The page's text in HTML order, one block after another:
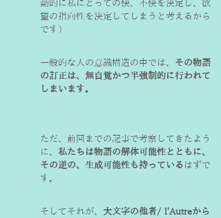
動的に私にとっての快、不快を決定し、欲
望の指向性を決定してしまうと考えるから
です）
一般的な人の意識構造の中では、 その物語
の訂正は、無自覚かつ半強制的に行われて
しまいます。
ただ、前回までの記事で考察してきたよう
に、 私たちは物語の解体可能性とともに、
その逆の、生成可能性も持っている はずで
す。
そしてそれが、 大文字の他者/ l'Autreから